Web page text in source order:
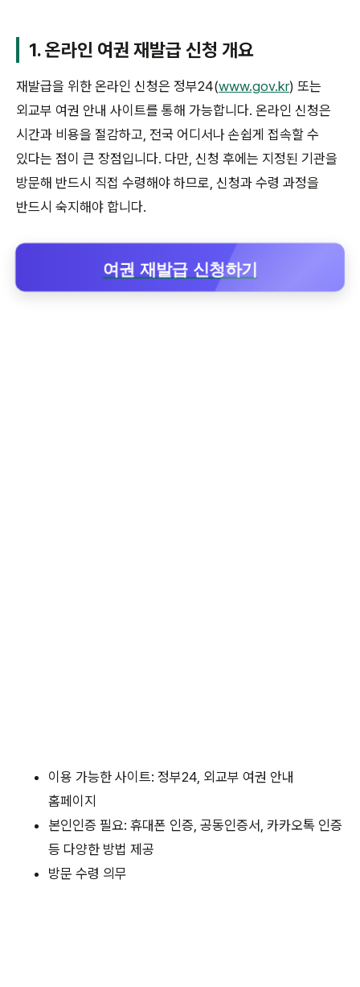
1. 온라인 여권 재발급 신청 개요
재발급을 위한 온라인 신청은 정부24(www.gov.kr) 또는
외교부 여권 안내 사이트를 통해 가능합니다. 온라인 신청은
시간과 비용을 절감하고, 전국 어디서나 손쉽게 접속할 수
있다는 점이 큰 장점입니다. 다만, 신청 후에는 지정된 기관을
방문해 반드시 직접 수령해야 하므로, 신청과 수령 과정을
반드시 숙지해야 합니다.
여권 재발급 신청하기
이용 가능한 사이트: 정부24, 외교부 여권 안내
홈페이지
본인인증 필요: 휴대폰 인증, 공동인증서, 카카오톡 인증
등 다양한 방법 제공
방문 수령 의무